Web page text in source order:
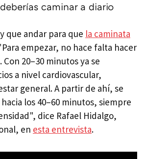
caminar a diario
que andar para que la caminata
empezar, no hace falta hacer
20–30 minutos ya se
a nivel cardiovascular,
general. A partir de ahí, se
los 40–60 minutos, siempre
dice Rafael Hidalgo,
en esta entrevista.